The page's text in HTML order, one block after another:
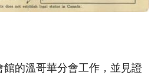
的溫哥華分會工作，並見證